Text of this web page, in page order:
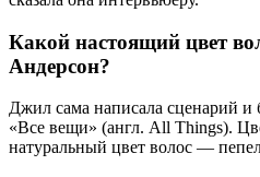
Какой настоящий цвет
Андерсон?
Джил сама написала сценарий и
«Все вещи» (англ. All Things).
натуральный цвет волос —